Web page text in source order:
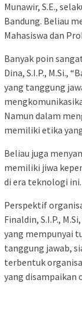
Munawir, S.E.,
Bandung. Beliau
Mahasiswa dan
Banyak poin
Dina, S.I.P., M.Si.,
yang tanggung
Namun dalam
memiliki etika
Beliau juga
memiliki jiwa
di era teknologi ini.
Perspektif
Finaldin, S.I.P.,
yang mempunyai
tanggung jawab,
terbentuk
yang disampaikan